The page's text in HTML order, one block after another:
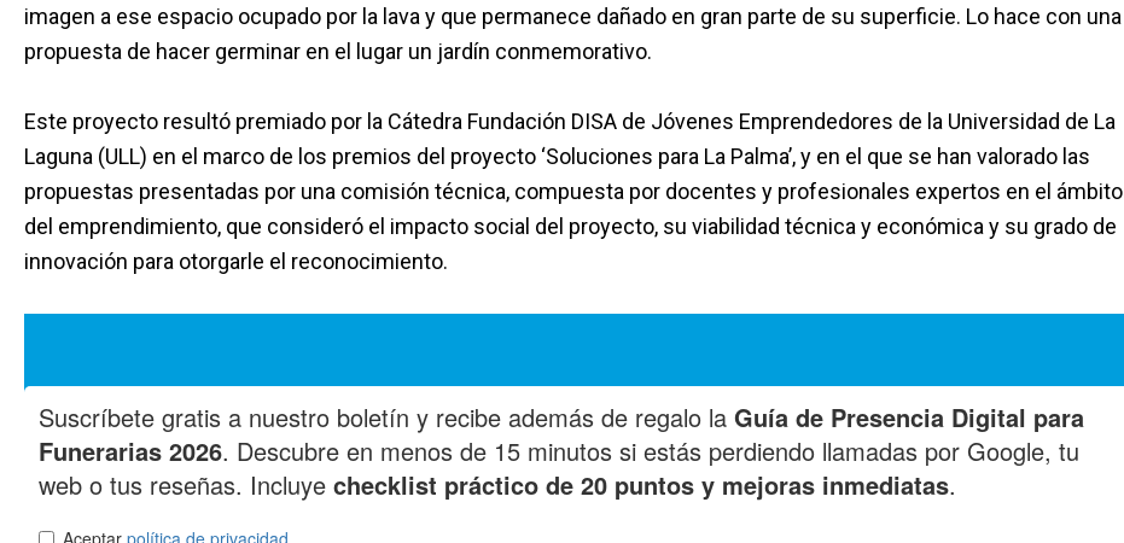
imagen a ese espacio ocupado por la lava y que permanece dañado en gran parte de su superficie. Lo hace con una
propuesta de hacer germinar en el lugar un jardín conmemorativo.
Este proyecto resultó premiado por la Cátedra Fundación DISA de Jóvenes Emprendedores de la Universidad de La
Laguna (ULL) en el marco de los premios del proyecto ‘Soluciones para La Palma’, y en el que se han valorado las
propuestas presentadas por una comisión técnica, compuesta por docentes y profesionales expertos en el ámbito
del emprendimiento, que consideró el impacto social del proyecto, su viabilidad técnica y económica y su grado de
innovación para otorgarle el reconocimiento.